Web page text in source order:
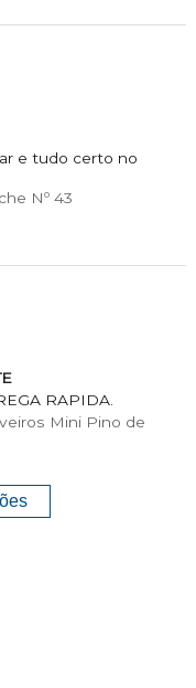
e tudo certo no
Nº 43
RAPIDA.
Mini Pino de